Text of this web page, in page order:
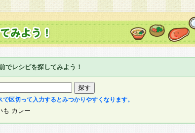
でレシピを探してみよう！
で区切って入力するとみつかりやすくなります。
カレー